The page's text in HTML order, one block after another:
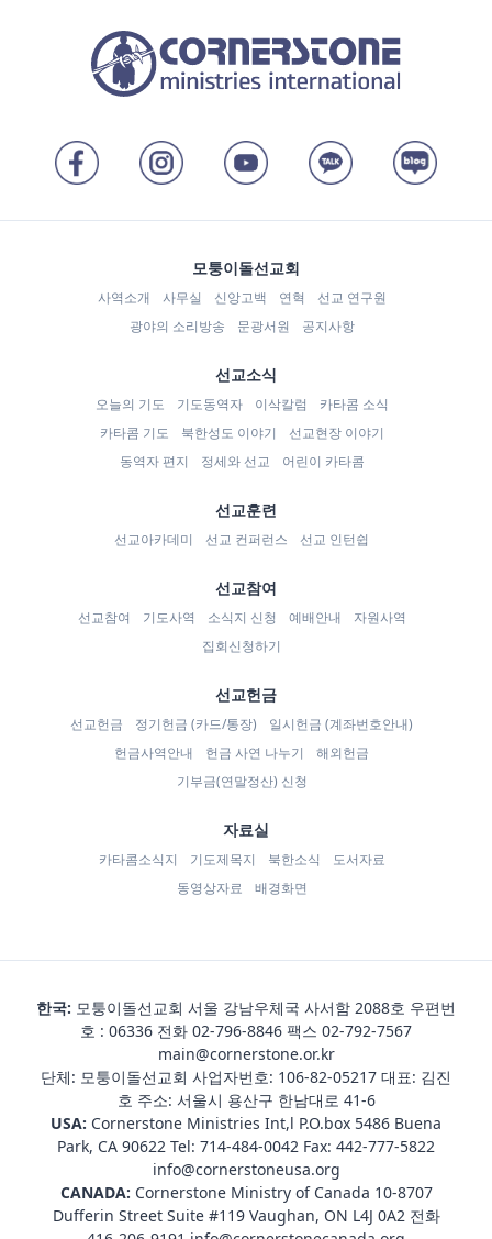
모퉁이돌선교회
사역소개 사무실 신앙고백 연혁
선교 연구원
광야의 소리방송
문광서원 공지사항
선교소식
오늘의 기도 기도동역자 이삭칼럼
카타콤 소식
카타콤 기도
북한성도 이야기
선교현장 이야기
동역자 편지
정세와 선교 어린이 카타콤
선교훈련
선교아카데미 선교 컨퍼런스 선교 인턴쉽
선교참여
선교참여 기도사역 소식지 신청 예배안내
자원사역
집회신청하기
선교헌금
선교헌금 정기헌금 (카드/통장)
일시헌금 (계좌번호안내)
헌금사역안내
헌금 사연 나누기
해외헌금
기부금(연말정산) 신청
자료실
카타콤소식지 기도제목지 북한소식
도서자료
동영상자료
배경화면
한국: 모퉁이돌선교회 서울 강남우체국 사서함 2088호 우편번
호 : 06336 전화 02-796-8846 팩스 02-792-7567
main@cornerstone.or.kr
단체: 모퉁이돌선교회 사업자번호: 106-82-05217 대표: 김진
호 주소: 서울시 용산구 한남대로 41-6
USA: Cornerstone Ministries Int,l P.O.box 5486 Buena
Park, CA 90622 Tel: 714-484-0042 Fax: 442-777-5822
info@cornerstoneusa.org
CANADA: Cornerstone Ministry of Canada 10-8707
Dufferin Street Suite #119 Vaughan, ON L4J 0A2 전화